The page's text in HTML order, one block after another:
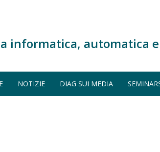
informatica, automatica
NOTIZIE DIAG SUI MEDIA